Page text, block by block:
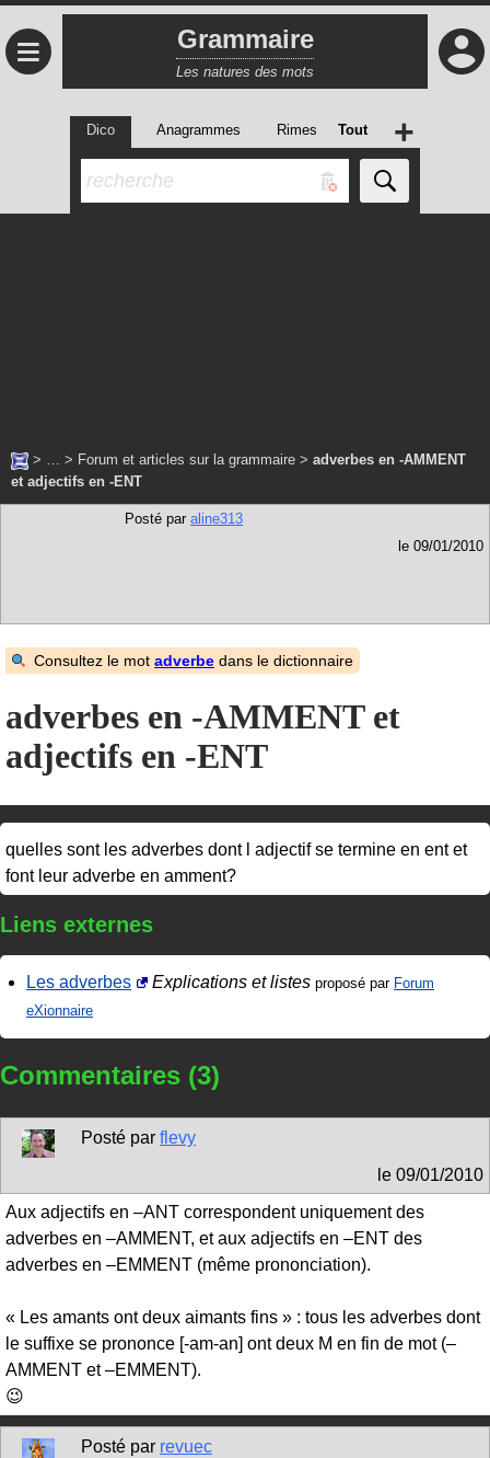
≡ Grammaire
Les natures des mots
Dico Anagrammes Rimes Tout +
> … > Forum et articles sur la grammaire > adverbes en -AMMENT
et adjectifs en -ENT
Posté par aline313
le 09/01/2010
Consultez le mot adverbe dans le dictionnaire
adverbes en -AMMENT et
adjectifs en -ENT
quelles sont les adverbes dont l adjectif se termine en ent et
font leur adverbe en amment?
Liens externes
Les adverbes Explications et listes proposé par Forum
eXionnaire
Commentaires (3)
Posté par flevy
le 09/01/2010
Aux adjectifs en –ANT correspondent uniquement des
adverbes en –AMMENT, et aux adjectifs en –ENT des
adverbes en –EMMENT (même prononciation).
« Les amants ont deux aimants fins » : tous les adverbes dont
le suffixe se prononce [-am-an] ont deux M en fin de mot (–
AMMENT et –EMMENT).
😉
Posté par revuec